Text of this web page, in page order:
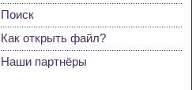
Поиск
Как открыть файл?
Наши партнёры